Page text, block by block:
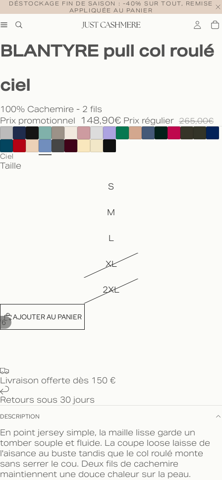
DÉSTOCKAGE FIN DE SAISON : -40% SUR TOUT, REMISE
APPLIQUÉE AU PANIER
6
BLANTYRE pull col roulé
ciel
100% Cachemire - 2 fils
Prix promotionnel
148,90€ Prix régulier 265,00€
Ciel
Taille
S
M
L
XL
2XL
AJOUTER AU PANIER
Livraison offerte dès 150 €
Retours sous 30 jours
DESCRIPTION
En point jersey simple, la maille lisse garde un
tomber souple et fluide. La coupe loose laisse de
l'aisance au buste tandis que le col roulé monte
sans serrer le cou. Deux fils de cachemire
maintiennent une douce chaleur sur la peau.